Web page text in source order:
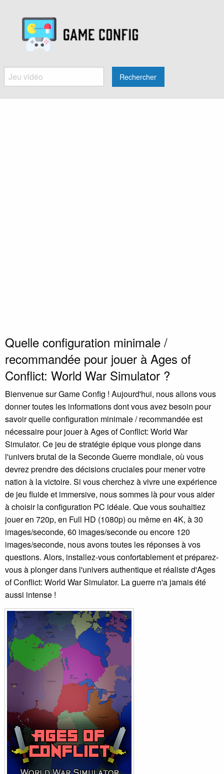
Rechercher
Quelle configuration minimale /
recommandée pour jouer à Ages of
Conflict: World War Simulator ?
Bienvenue sur Game Config ! Aujourd'hui, nous allons vous
donner toutes les informations dont vous avez besoin pour
savoir quelle configuration minimale / recommandée est
nécessaire pour jouer à Ages of Conflict: World War
Simulator. Ce jeu de stratégie épique vous plonge dans
l'univers brutal de la Seconde Guerre mondiale, où vous
devrez prendre des décisions cruciales pour mener votre
nation à la victoire. Si vous cherchez à vivre une expérience
de jeu fluide et immersive, nous sommes là pour vous aider
à choisir la configuration PC idéale. Que vous souhaitiez
jouer en 720p, en Full HD (1080p) ou même en 4K, à 30
images/seconde, 60 images/seconde ou encore 120
images/seconde, nous avons toutes les réponses à vos
questions. Alors, installez-vous confortablement et préparez-
vous à plonger dans l'univers authentique et réaliste d'Ages
of Conflict: World War Simulator. La guerre n'a jamais été
aussi intense !